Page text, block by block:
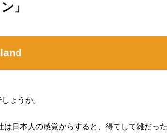
」
ょうか。
は日本人の感覚からすると、得てして雑だった